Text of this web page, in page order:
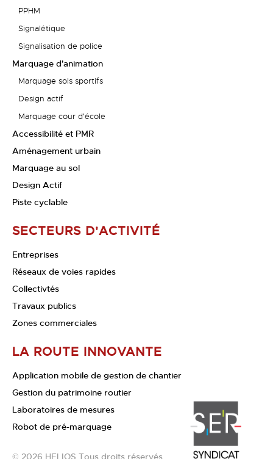
PPHM
Signalétique
Signalisation de police
Marquage d'animation
Marquage sols sportifs
Design actif
Marquage cour d'école
Accessibilité et PMR
Aménagement urbain
Marquage au sol
Design Actif
Piste cyclable
SECTEURS D'ACTIVITÉ
Entreprises
Réseaux de voies rapides
Collectivtés
Travaux publics
Zones commerciales
LA ROUTE INNOVANTE
Application mobile de gestion de chantier
Gestion du patrimoine routier
Laboratoires de mesures
Robot de pré-marquage
© 2026 HELIOS.Tous droits réservés.